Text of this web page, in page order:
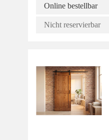
Online bestellbar
Nicht reservierbar